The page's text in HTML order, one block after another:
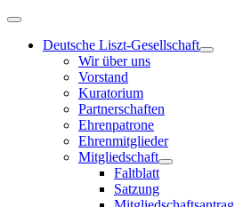
Deutsche Liszt-Gesellschaft
Wir über uns
Vorstand
Kuratorium
Partnerschaften
Ehrenpatrone
Ehrenmitglieder
Mitgliedschaft
Faltblatt
Satzung